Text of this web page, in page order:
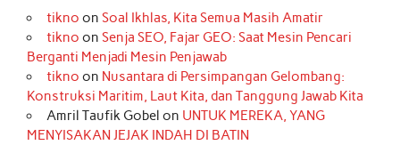
tikno on Soal Ikhlas, Kita Semua Masih Amatir
tikno on Senja SEO, Fajar GEO: Saat Mesin Pencari
Berganti Menjadi Mesin Penjawab
tikno on Nusantara di Persimpangan Gelombang:
Konstruksi Maritim, Laut Kita, dan Tanggung Jawab Kita
Amril Taufik Gobel on UNTUK MEREKA, YANG
MENYISAKAN JEJAK INDAH DI BATIN